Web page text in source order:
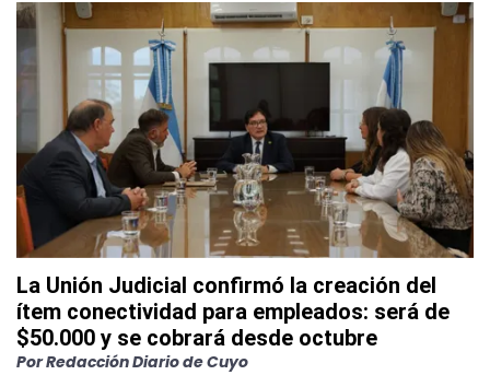
La Unión Judicial confirmó la creación del
ítem conectividad para empleados: será de
$50.000 y se cobrará desde octubre
PorRedacción Diario de Cuyo